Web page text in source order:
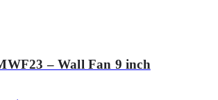
– Wall Fan 9 inch